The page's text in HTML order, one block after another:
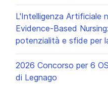
L'Intelligenza Artificiale
Evidence-Based
potenzialità e sfide per
2026 Concorso per 6
di Legnago